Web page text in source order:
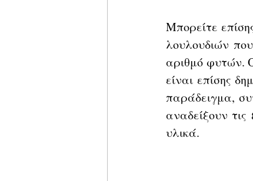
Μπορείτε
λουλουδιών
αριθμό φυτών.
είναι επίσης
παράδειγμα,
αναδείξουν
υλικά.